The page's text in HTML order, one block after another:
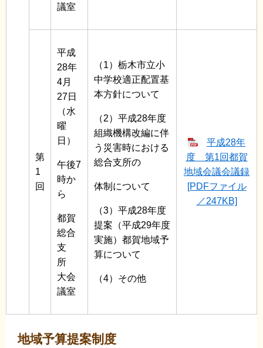
議室
第
1
回
平成
28年
4月
27日
（水
曜
日）
午後7
時か
ら
都賀
総合
支
所
大会
議室
（1）栃木市立小
中学校適正配置基
本方針について
（2）平成28年度
組織機構改編に伴
う災害時における
総合支所の
体制について
（3）平成28年度
提案（平成29年度
実施）都賀地域予
算について
（4）その他
平成28年
度 第1回都賀
地域会議会議録
[PDFファイル
／247KB]
地域予算提案制度